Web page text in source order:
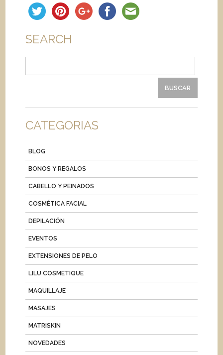
SEARCH
CATEGORIAS
BLOG
BONOS Y REGALOS
CABELLO Y PEINADOS
COSMÉTICA FACIAL
DEPILACIÓN
EVENTOS
EXTENSIONES DE PELO
LILU COSMETIQUE
MAQUILLAJE
MASAJES
MATRISKIN
NOVEDADES